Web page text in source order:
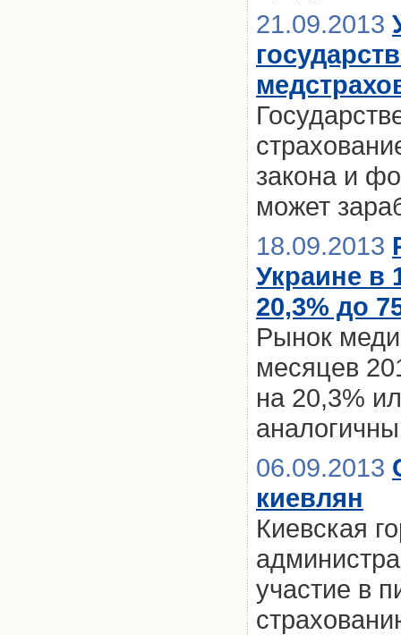
21.09.2013
закона и
может
18.09.2013
Украине в
20,3% до
Рынок
месяцев
на 20,3%
06.09.2013
киевлян
Киевская
участие в